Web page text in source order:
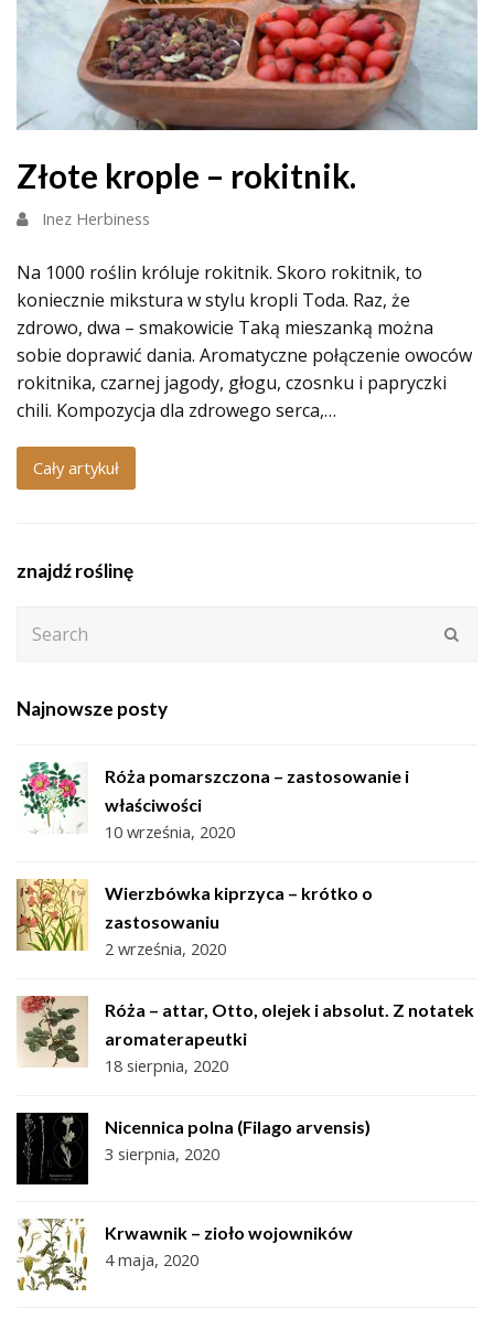
Złote krople – rokitnik.
Inez Herbiness
Na 1000 roślin króluje rokitnik. Skoro rokitnik, to
koniecznie mikstura w stylu kropli Toda. Raz, że
zdrowo, dwa – smakowicie Taką mieszanką można
sobie doprawić dania. Aromatyczne połączenie owoców
rokitnika, czarnej jagody, głogu, czosnku i papryczki
chili. Kompozycja dla zdrowego serca,…
Cały artykuł
znajdź roślinę
Najnowsze posty
Róża pomarszczona – zastosowanie i
właściwości
10 września, 2020
Wierzbówka kiprzyca – krótko o
zastosowaniu
2 września, 2020
Róża – attar, Otto, olejek i absolut. Z notatek
aromaterapeutki
18 sierpnia, 2020
Nicennica polna (Filago arvensis)
3 sierpnia, 2020
Krwawnik – zioło wojowników
4 maja, 2020